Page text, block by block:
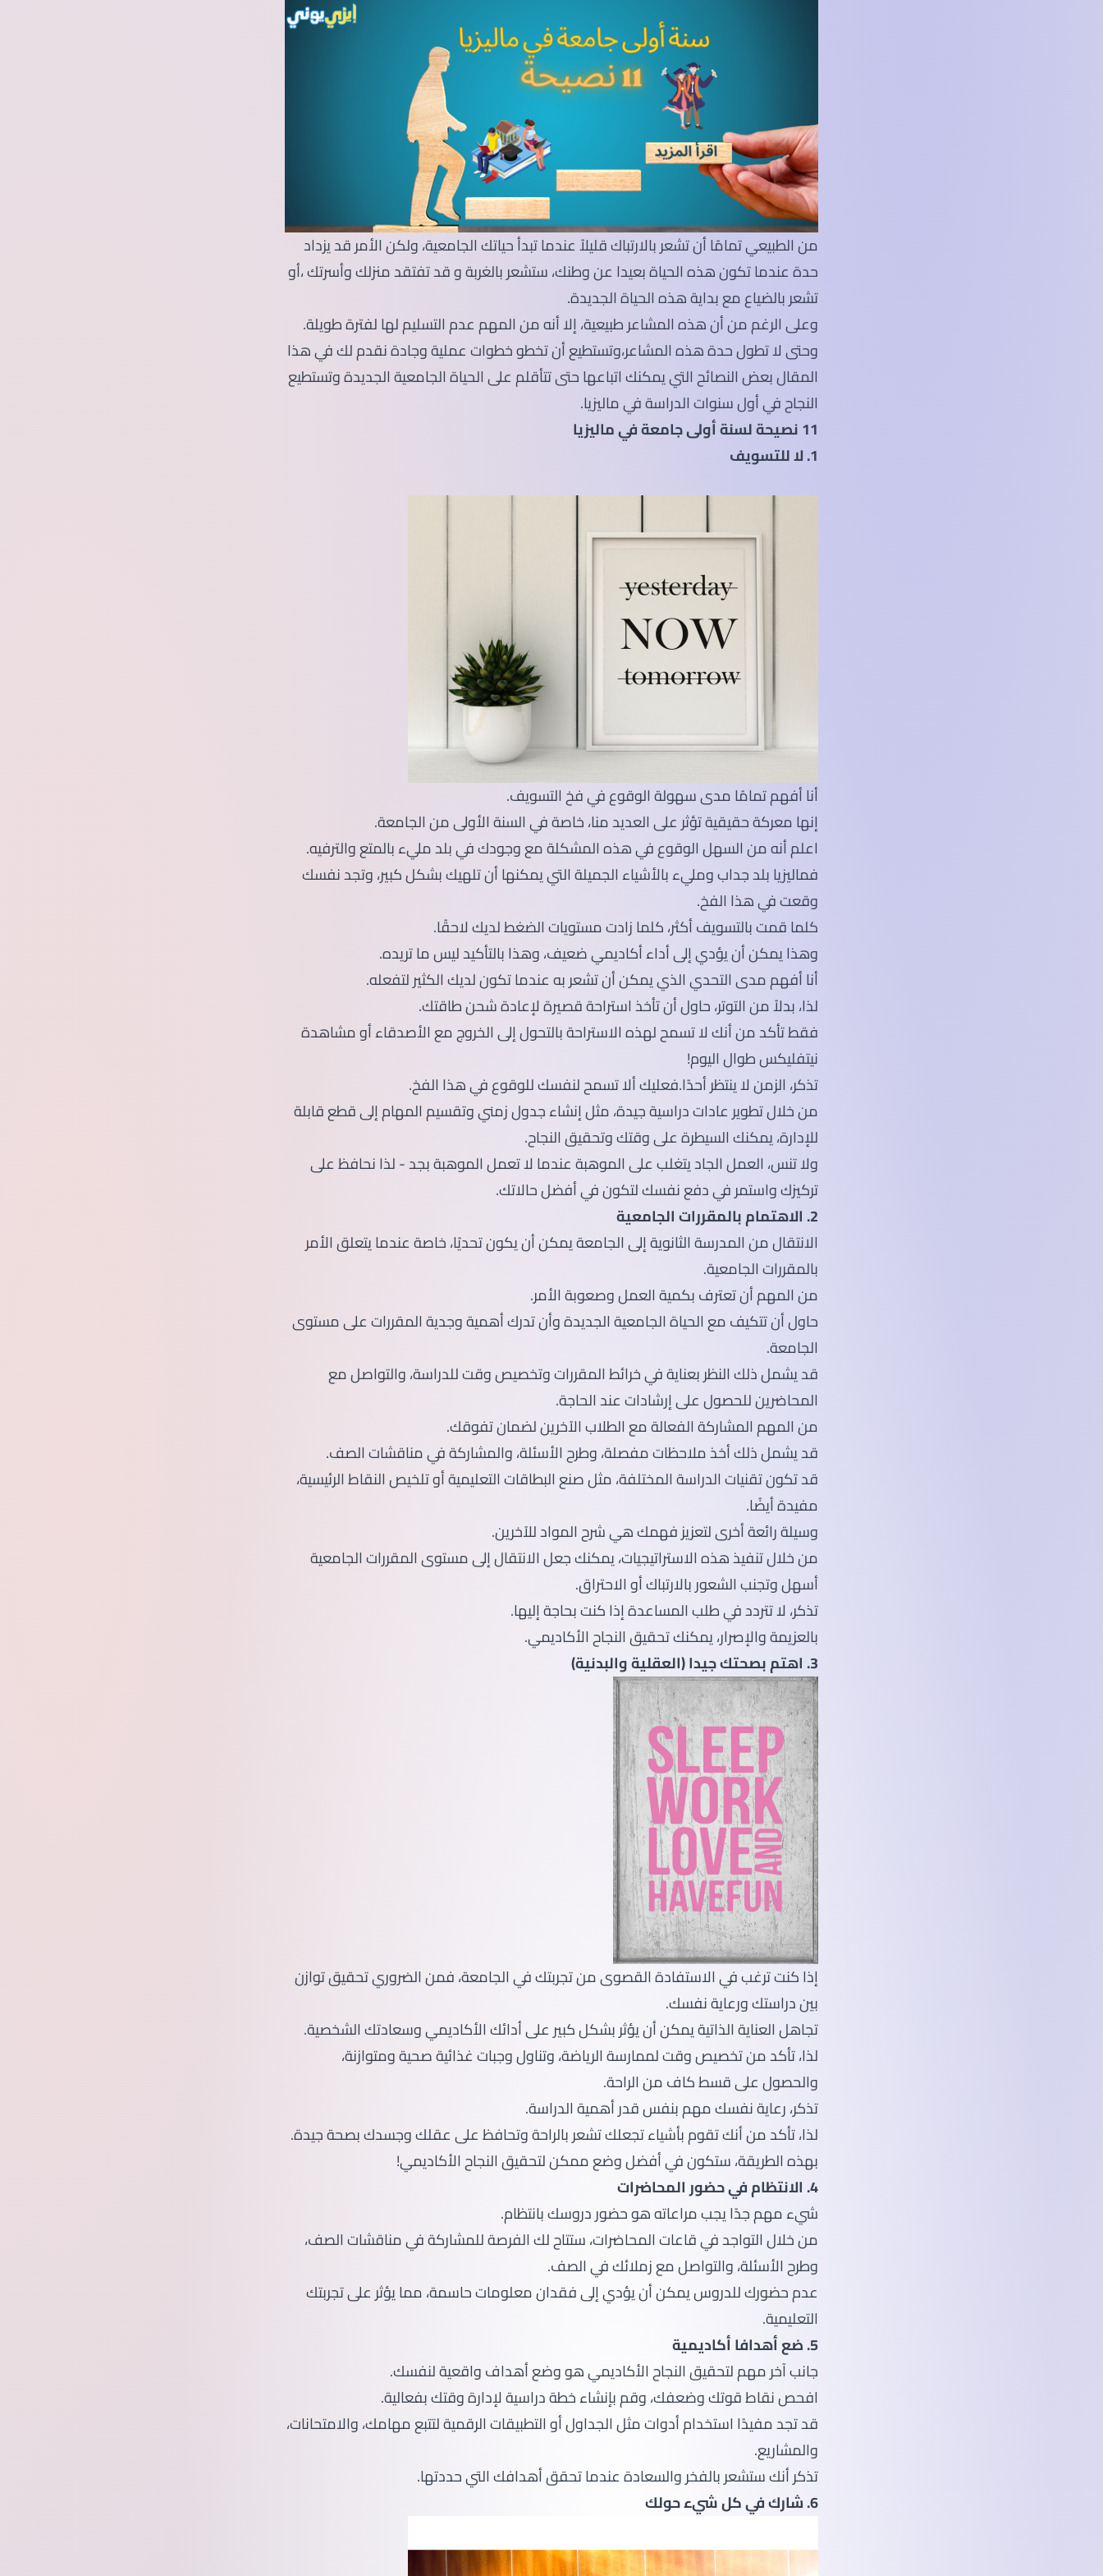
SEGi University Kota Damansara
Management and Science University (MSU)
من الطبيعي تمامًا أن تشعر بالارتباك قليلاً عندما تبدأ حياتك الجامعية، ولكن الأمر قد يزداد
حدة عندما تكون هذه الحياة بعيدا عن وطنك، ستشعر بالغربة و قد تفتقد منزلك وأسرتك ،أو
تشعر بالضياع مع بداية هذه الحياة الجديدة.
وعلى الرغم من أن هذه المشاعر طبيعية، إلا أنه من المهم عدم التسليم لها لفترة طويلة.
وحتى لا تطول حدة هذه المشاعر،وتستطيع أن تخطو خطوات عملية وجادة نقدم لك في هذا
المقال بعض النصائح التي يمكنك اتباعها حتى تتأقلم على الحياة الجامعية الجديدة وتستطيع
النجاح في أول سنوات الدراسة في ماليزيا.
11 نصيحة لسنة أولى جامعة في ماليزيا
1. لا للتسويف
أنا أفهم تمامًا مدى سهولة الوقوع في فخ التسويف.
إنها معركة حقيقية تؤثر على العديد منا، خاصة في السنة الأولى من الجامعة.
اعلم أنه من السهل الوقوع في هذه المشكلة مع وجودك في بلد مليء بالمتع والترفيه.
فماليزيا بلد جداب ومليء بالأشياء الجميلة التي يمكنها أن تلهيك بشكل كبير، وتجد نفسك
وقعت في هذا الفخ.
كلما قمت بالتسويف أكثر، كلما زادت مستويات الضغط لديك لاحقًا.
وهذا يمكن أن يؤدي إلى أداء أكاديمي ضعيف، وهذا بالتأكيد ليس ما تريده.
أنا أفهم مدى التحدي الذي يمكن أن تشعر به عندما تكون لديك الكثير لتفعله.
لذا، بدلاً من التوتر، حاول أن تأخذ استراحة قصيرة لإعادة شحن طاقتك.
فقط تأكد من أنك لا تسمح لهذه الاستراحة بالتحول إلى الخروج مع الأصدقاء أو مشاهدة
نيتفليكس طوال اليوم!
تذكر، الزمن لا ينتظر أحدًا.فعليك ألا تسمح لنفسك للوقوع في هذا الفخ.
من خلال تطوير عادات دراسية جيدة، مثل إنشاء جدول زمني وتقسيم المهام إلى قطع قابلة
للإدارة، يمكنك السيطرة على وقتك وتحقيق النجاح.
ولا تنس، العمل الجاد يتغلب على الموهبة عندما لا تعمل الموهبة بجد - لذا نحافظ على
تركيزك واستمر في دفع نفسك لتكون في أفضل حالاتك.
2. الاهتمام بالمقررات الجامعية
الانتقال من المدرسة الثانوية إلى الجامعة يمكن أن يكون تحديًا، خاصة عندما يتعلق الأمر
بالمقررات الجامعية.
من المهم أن تعترف بكمية العمل وصعوبة الأمر.
حاول أن تتكيف مع الحياة الجامعية الجديدة وأن تدرك أهمية وجدية المقررات على مستوى
الجامعة.
قد يشمل ذلك النظر بعناية في خرائط المقررات وتخصيص وقت للدراسة، والتواصل مع
المحاضرين للحصول على إرشادات عند الحاجة.
من المهم المشاركة الفعالة مع الطلاب الآخرين لضمان تفوقك.
قد يشمل ذلك أخذ ملاحظات مفصلة، وطرح الأسئلة، والمشاركة في مناقشات الصف.
قد تكون تقنيات الدراسة المختلفة، مثل صنع البطاقات التعليمية أو تلخيص النقاط الرئيسية،
مفيدة أيضًا.
وسيلة رائعة أخرى لتعزيز فهمك هي شرح المواد للآخرين.
من خلال تنفيذ هذه الاستراتيجيات، يمكنك جعل الانتقال إلى مستوى المقررات الجامعية
أسهل وتجنب الشعور بالارتباك أو الاحتراق.
تذكر، لا تتردد في طلب المساعدة إذا كنت بحاجة إليها.
بالعزيمة والإصرار، يمكنك تحقيق النجاح الأكاديمي.
3. اهتم بصحتك جيدا (العقلية والبدنية)
إذا كنت ترغب في الاستفادة القصوى من تجربتك في الجامعة، فمن الضروري تحقيق توازن
بين دراستك ورعاية نفسك.
تجاهل العناية الذاتية يمكن أن يؤثر بشكل كبير على أدائك الأكاديمي وسعادتك الشخصية.
لذا، تأكد من تخصيص وقت لممارسة الرياضة، وتناول وجبات غذائية صحية ومتوازنة،
والحصول على قسط كاف من الراحة.
تذكر، رعاية نفسك مهم بنفس قدر أهمية الدراسة.
لذا، تأكد من أنك تقوم بأشياء تجعلك تشعر بالراحة وتحافظ على عقلك وجسدك بصحة جيدة.
بهذه الطريقة، ستكون في أفضل وضع ممكن لتحقيق النجاح الأكاديمي!
4. الانتظام في حضور المحاضرات
شيء مهم جدًا يجب مراعاته هو حضور دروسك بانتظام.
من خلال التواجد في قاعات المحاضرات، ستتاح لك الفرصة للمشاركة في مناقشات الصف،
وطرح الأسئلة، والتواصل مع زملائك في الصف.
عدم حضورك للدروس يمكن أن يؤدي إلى فقدان معلومات حاسمة، مما يؤثر على تجربتك
التعليمية.
5. ضع أهدافا أكاديمية
جانب آخر مهم لتحقيق النجاح الأكاديمي هو وضع أهداف واقعية لنفسك.
افحص نقاط قوتك وضعفك، وقم بإنشاء خطة دراسية لإدارة وقتك بفعالية.
قد تجد مفيدًا استخدام أدوات مثل الجداول أو التطبيقات الرقمية لتتبع مهامك، والامتحانات،
والمشاريع.
تذكر أنك ستشعر بالفخر والسعادة عندما تحقق أهدافك التي حددتها.
6. شارك في كل شيء حولك